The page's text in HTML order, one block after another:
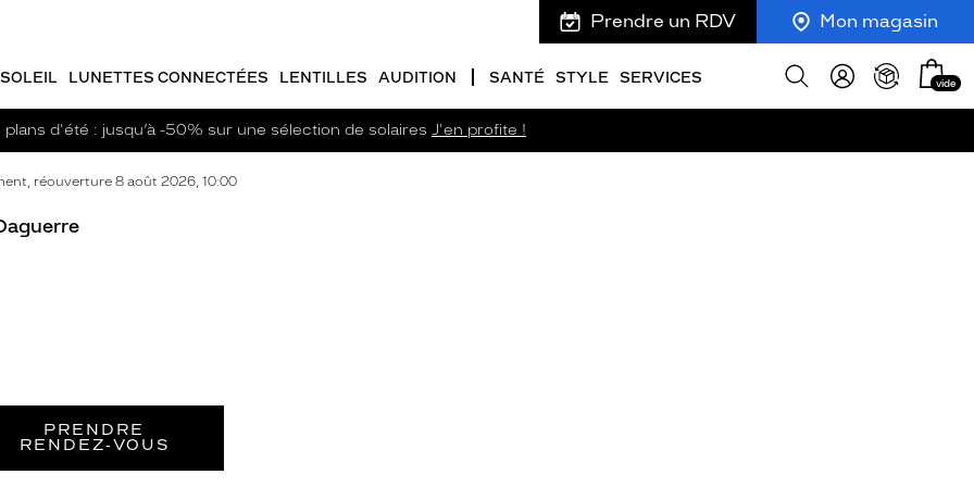
Prendre un RDV Mon magasin
LUNETTES CONNECTÉES LENTILLES AUDITION SANTÉ STYLE SERVICES
Afficher
Mon
panier
vide
plans d'été : jusqu’à -50% sur une sélection de solaires J'en profite !
réouverture 8 août 2026, 10:00
PRENDRE
RENDEZ‑VOUS